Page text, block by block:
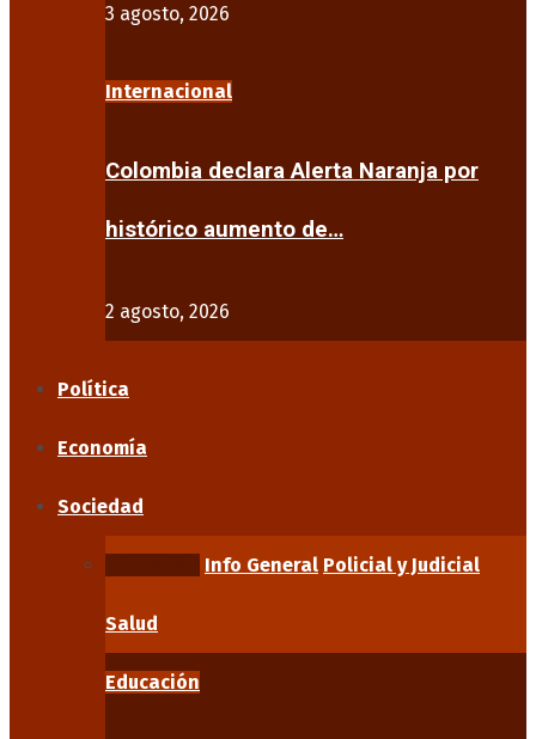
3 agosto, 2026
Internacional
Colombia declara Alerta Naranja por
histórico aumento de…
2 agosto, 2026
Política
Economía
Sociedad
Info General Policial y Judicial
Salud
Educación